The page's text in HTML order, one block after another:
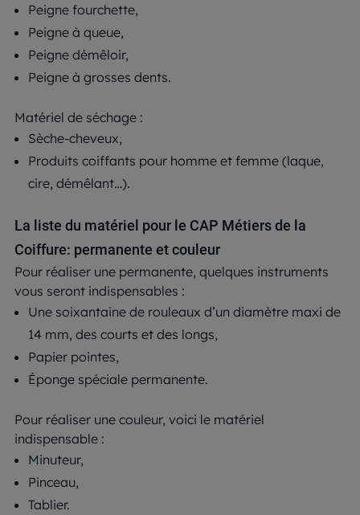
Peigne fourchette,
Peigne à queue,
Peigne démêloir,
Peigne à grosses dents.
Matériel de séchage :
Sèche-cheveux,
Produits coiffants pour homme et femme (laque,
cire, démêlant…).
La liste du matériel pour le CAP Métiers de la
Coiffure: permanente et couleur
Pour réaliser une permanente, quelques instruments
vous seront indispensables :
Une soixantaine de rouleaux d’un diamètre maxi de
14 mm, des courts et des longs,
Papier pointes,
Éponge spéciale permanente.
Pour réaliser une couleur, voici le matériel
indispensable :
Minuteur,
Pinceau,
Tablier.